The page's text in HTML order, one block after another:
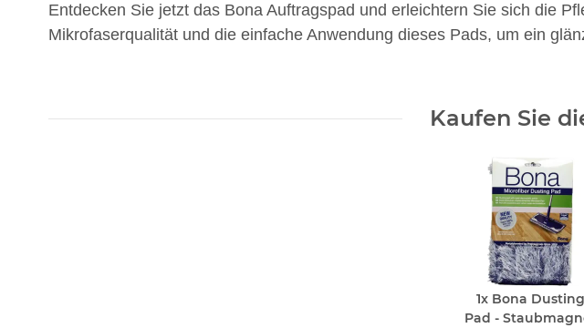
Entdecken Sie jetzt das Bona Auftragspad und erleichtern Sie sich die
Mikrofaserqualität und die einfache Anwendung dieses Pads, um ein
Kaufen Sie
1x Bona Dusting
Pad -